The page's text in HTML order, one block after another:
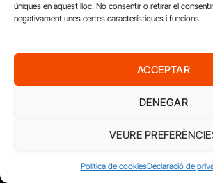
úniques en aquest lloc. No consentir o retirar el
negativament unes certes característiques i funcions.
ACCEPTAR
DENEGAR
VEURE
Política de cookiesDeclaració de